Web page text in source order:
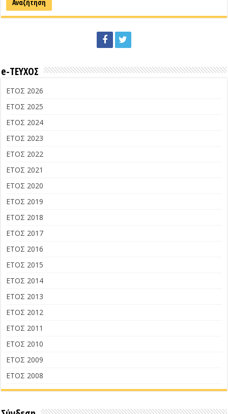
e-ΤΕΥΧΟΣ
ΕΤΟΣ 2026
ΕΤΟΣ 2025
ΕΤΟΣ 2024
ΕΤΟΣ 2023
ΕΤΟΣ 2022
ΕΤΟΣ 2021
ΕΤΟΣ 2020
ΕΤΟΣ 2019
ΕΤΟΣ 2018
ΕΤΟΣ 2017
ΕΤΟΣ 2016
ΕΤΟΣ 2015
ΕΤΟΣ 2014
ΕΤΟΣ 2013
ΕΤΟΣ 2012
ΕΤΟΣ 2011
ΕΤΟΣ 2010
ΕΤΟΣ 2009
ΕΤΟΣ 2008